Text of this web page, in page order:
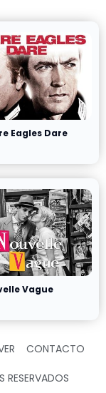
Eagles Dare
Vague
CONTACTO
RESERVADOS